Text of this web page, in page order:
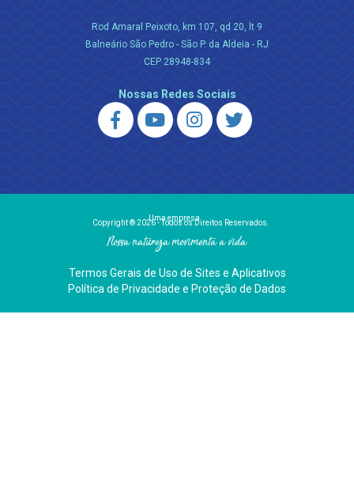
Rod Amaral Peixoto, km 107, qd 20, lt 9
Balneário São Pedro - São P. da Aldeia - RJ
CEP 28948-834
Nossas Redes Sociais
Uma empresa
Copyright ® 2026 - Todos os Direitos Reservados.
Nossa natureza movimenta a vida
Termos Gerais de Uso de Sites e Aplicativos
Política de Privacidade e Proteção de Dados